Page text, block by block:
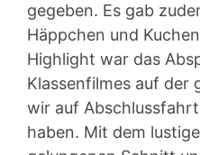
gegeben. Es gab
Häppchen und
Highlight war das
Klassenfilmes auf der
wir auf
haben. Mit dem